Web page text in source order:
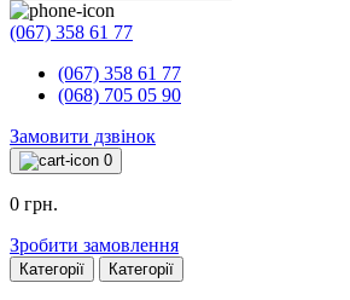
(067) 358 61 77
(067) 358 61 77
(068) 705 05 90
Замовити дзвінок
0
0 грн.
Зробити замовлення
Категорії Категорії